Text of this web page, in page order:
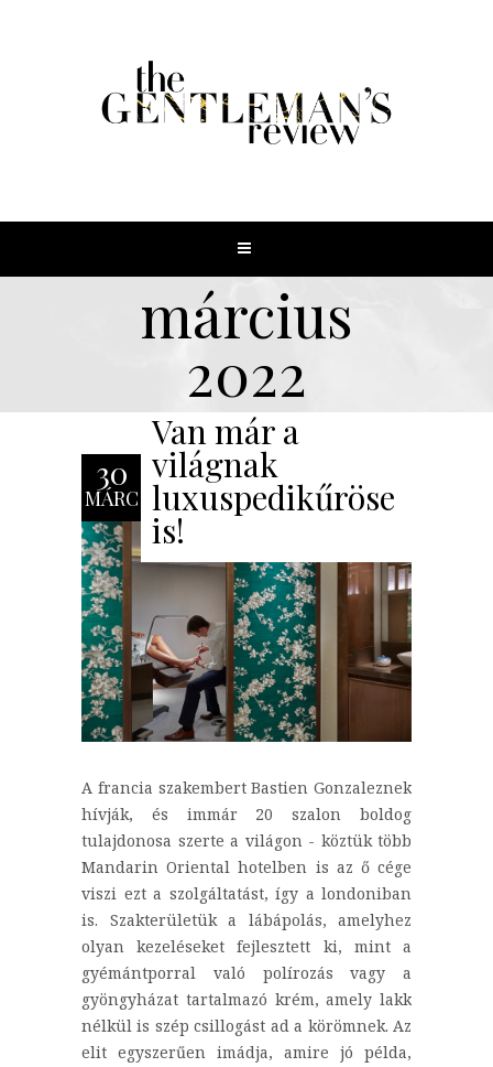
március
2022
30
MÁRC
Van már a
világnak
luxuspedikűröse
is!
A francia szakembert Bastien Gonzaleznek
hívják, és immár 20 szalon boldog
tulajdonosa szerte a világon - köztük több
Mandarin Oriental hotelben is az ő cége
viszi ezt a szolgáltatást, így a londoniban
is. Szakterületük a lábápolás, amelyhez
olyan kezeléseket fejlesztett ki, mint a
gyémántporral való polírozás vagy a
gyöngyházat tartalmazó krém, amely lakk
nélkül is szép csillogást ad a körömnek. Az
elit egyszerűen imádja, amire jó példa,